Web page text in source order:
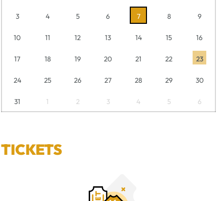
3 4 5 6 7 8 9
10 11 12 13 14 15 16
17 18 19 20 21 22 23
24 25 26 27 28 29 30
31 1 2 3 4 5 6
TICKETS